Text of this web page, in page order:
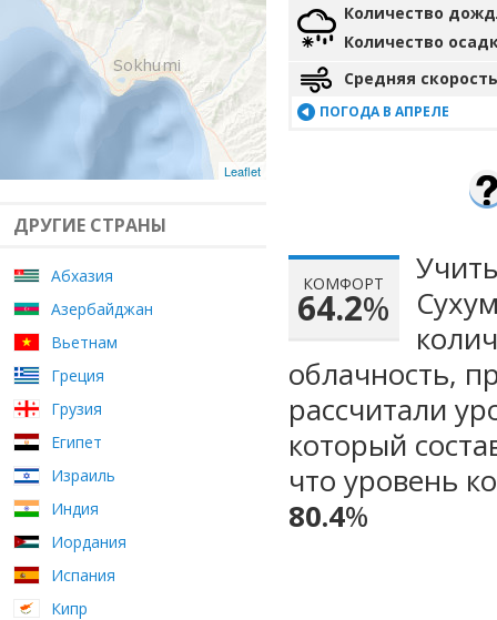
Leaflet
ДРУГИЕ СТРАНЫ
Абхазия
Азербайджан
Вьетнам
Греция
Грузия
Египет
Израиль
Индия
Иордания
Испания
Кипр
Количество
Количество
Средняя
ПОГОДА В АПРЕЛЕ
КОМФОРТ
64.2%
облачность,
рассчитали
который
что уровень
80.4%